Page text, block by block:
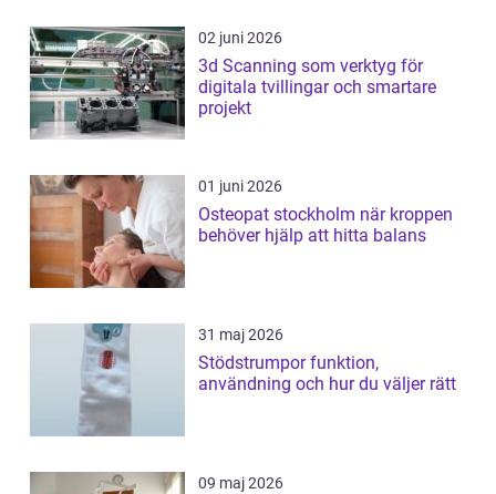
02 juni 2026
3d Scanning som verktyg för
digitala tvillingar och smartare
projekt
01 juni 2026
Osteopat stockholm när kroppen
behöver hjälp att hitta balans
31 maj 2026
Stödstrumpor funktion,
användning och hur du väljer rätt
09 maj 2026